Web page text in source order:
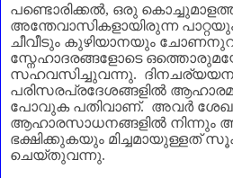
പണ്ടൊരിക്കൽ, ഒരു
അന്തേവാസികളായിരുന്ന
ചീവീടും കുഴിയാനയും
സ്നേഹാദരങ്ങളോടെ
സഹവസിച്ചുവന്നു.
പരിസരപ്രദേശങ്ങളിൽ
പോവുക പതിവാണ്‌. അവർ
ആഹാരസാധനങ്ങളിൽ നിന്നും
ഭക്ഷിക്കുകയും മിച്ചമായുള്ളത്
ചെയ്തുവന്നു.